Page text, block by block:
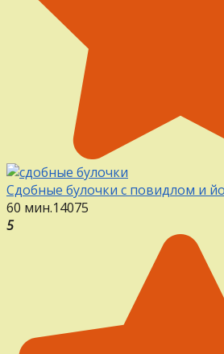
Сдобные булочки с повидлом и
60 мин.14075
5